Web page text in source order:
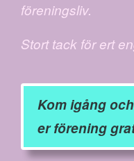
föreningsliv.
Stort tack för ert
Kom igång
er förening